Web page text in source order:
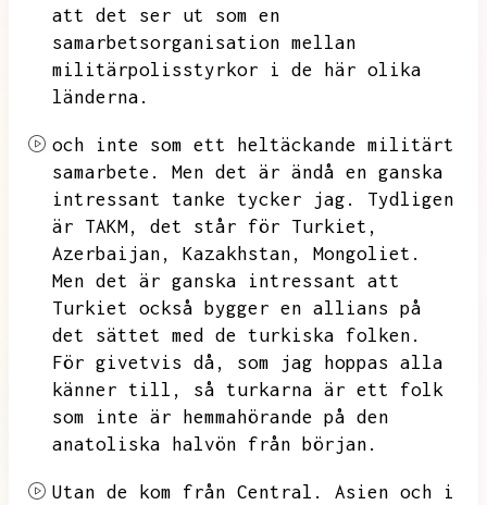
att det ser ut som en
samarbetsorganisation mellan
militärpolisstyrkor i de här olika
länderna.
och inte som ett heltäckande militärt
samarbete.
Men det är ändå en ganska
intressant tanke tycker jag.
Tydligen
är TAKM,
det står för Turkiet,
Azerbaijan,
Kazakhstan,
Mongoliet.
Men det är ganska intressant att
Turkiet också bygger en allians på
det sättet med de turkiska folken.
För givetvis då,
som jag hoppas alla
känner till,
så turkarna är ett folk
som inte är hemmahörande på den
anatoliska halvön från början.
Utan de kom från Central.
Asien och i